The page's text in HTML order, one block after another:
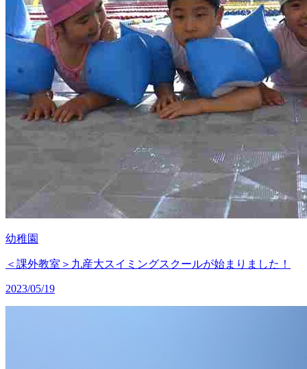
幼稚園
＜課外教室＞九産大スイミングスクールが始まりました！
2023/05/19